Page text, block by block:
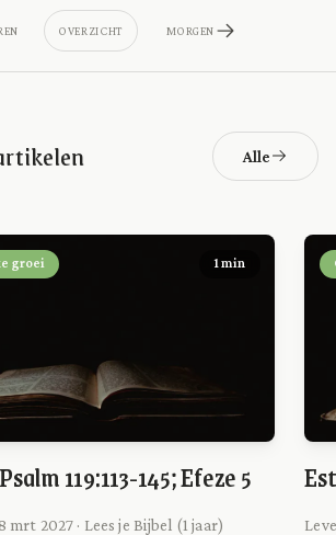
OVERZICHT MORGEN
Alle
groei 1 min
119:113-145; Efeze 5
mrt 2027 · Lees je Bijbel (1 jaar)